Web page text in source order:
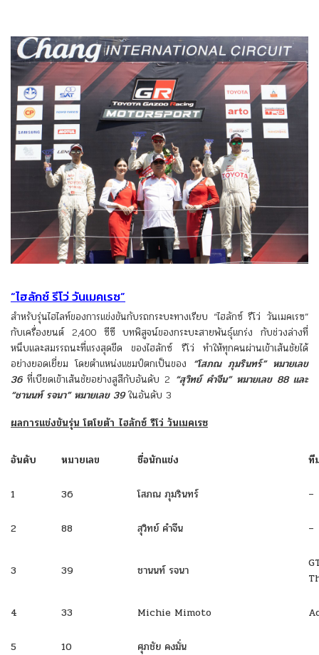
“ไฮลักซ์ รีโว่ วันเมคเรซ”
สำหรับรุ่นไฮไลท์ของการแข่งขันกับรถกระบะทางเรียบ “ไฮลักซ์ รีโว่ วันเมคเรซ”
กับเครื่องยนต์ 2,400 ซีซี บทพิสูจน์ของกระบะสายพันธุ์แกร่ง กับช่วงล่างที่
หนึบและสมรรถนะที่แรงสุดขีด ของไฮลักซ์ รีโว่ ทำให้ทุกคนผ่านเข้าเส้นชัยได้
อย่างยอดเยี่ยม โดยตำแหน่งแชมป์ตกเป็นของ “โสภณ ภุมรินทร์” หมายเลข
36ที่เบียดเข้าเส้นชัยอย่างสูสีกับอันดับ 2 “สุวิทย์ คำจีน” หมายเลข 88 และ
“ชานนท์ รจนา” หมายเลข 39ในอันดับ 3
ผลการแข่งขันรุ่น โตโยต้า ไฮลักซ์ รีโว่ วันเมคเรซ
อันดับ หมายเลข ชื่อนักแข่ง ที
1 36 โสภณ ภุมรินทร์ –
2 88 สุวิทย์ คำจีน –
3 39 ชานนท์ รจนา
4 33 Michie Mimoto
5 10 ศุภชัย คงมั่น